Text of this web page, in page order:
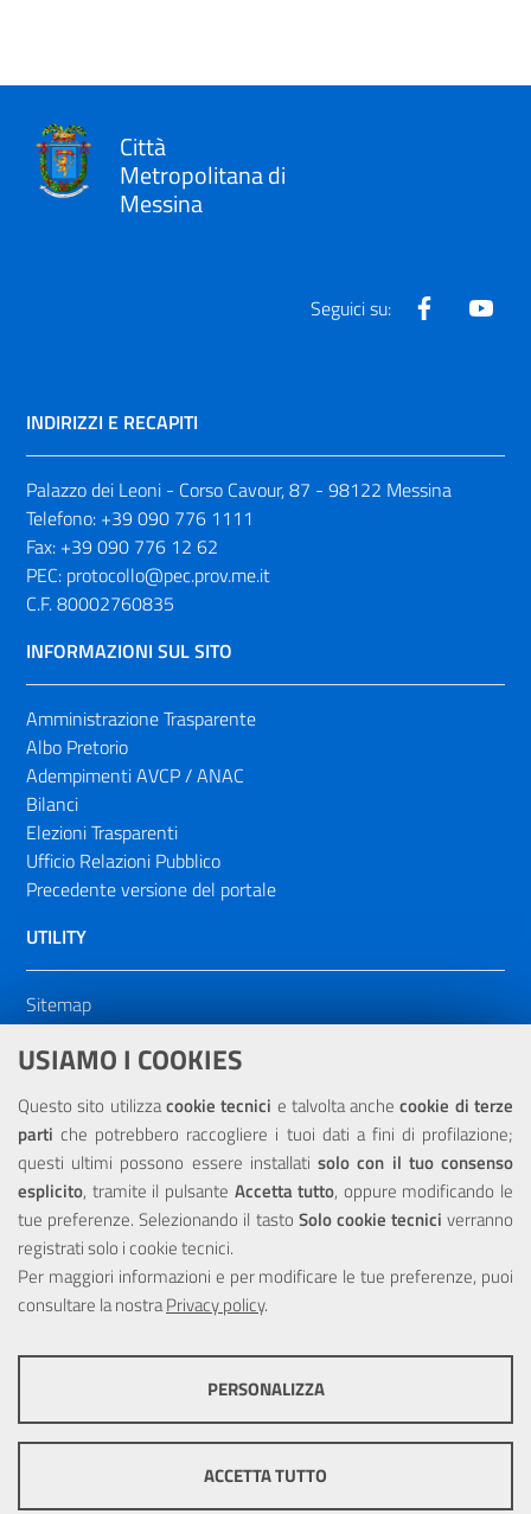
USIAMO I COOKIES
Questo sito utilizzacookie tecnici e talvolta anchecookie di terze
parti che potrebbero raccogliere i tuoi dati a fini di profilazione;
questi ultimi possono essere installatisolo con il tuo consenso
esplicito, tramite il pulsante Accetta tutto, oppure modificando le
tue preferenze. Selezionando il tasto Solo cookie tecnici verranno
registrati solo i cookie tecnici.
Per maggiori informazioni e per modificare le tue preferenze, puoi
consultare la nostraPrivacy policy.
ottimale per ogni utente. Essi non raccolgono i tuoi dati e le tue
informazioni di navigazione per scopi di marketing e profilazione, e
PERSONALIZZA
ACCETTA TUTTO
Città
Metropolitana di
Messina
Seguici su: Facebook
INDIRIZZI E RECAPITI
Palazzo dei Leoni - Corso Cavour, 87 - 98122 Messina
Telefono: +39 090 776 1111
Fax: +39 090 776 12 62
PEC: protocollo@pec.prov.me.it
C.F. 80002760835
INFORMAZIONI SUL SITO
Amministrazione Trasparente
Albo Pretorio
Adempimenti AVCP / ANAC
Bilanci
Elezioni Trasparenti
Ufficio Relazioni Pubblico
Precedente versione del portale
UTILITY
Sitemap
Dichiarazione di accessibilità
NOTE LEGALI
Privacy
Portale realizzato con la partecipazione finanziaria dell'Unione
Europea tramite i fondi del POR Sicilia 2000/2006 Misura 6.05 -